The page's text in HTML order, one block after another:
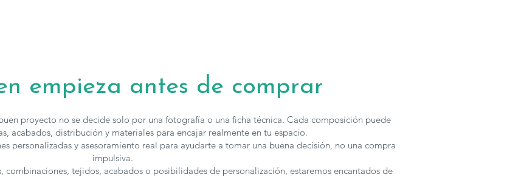
empieza antes de comprar
proyecto no se decide solo por una fotografía o una ficha técnica. Cada composición puede
acabados, distribución y materiales para encajar realmente en tu espacio.
personalizadas y asesoramiento real para ayudarte a tomar una buena decisión, no una compra
impulsiva.
combinaciones, tejidos, acabados o posibilidades de personalización, estaremos encantados de